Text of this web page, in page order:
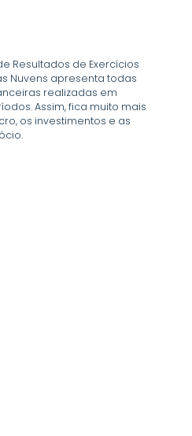
Resultados de Exercícios
Nuvens apresenta todas
realizadas em
Assim, fica muito mais
os investimentos e as